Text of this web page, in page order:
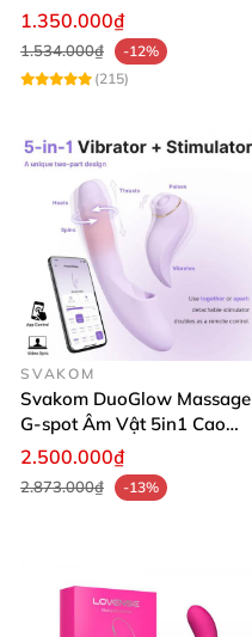
chế độ
1.350.000₫
1.534.000₫
-12%
(215)
SVAKOM
Svakom DuoGlow Massage
G-spot Âm Vật 5in1 Cao
Cấp
2.500.000₫
2.873.000₫ -13%